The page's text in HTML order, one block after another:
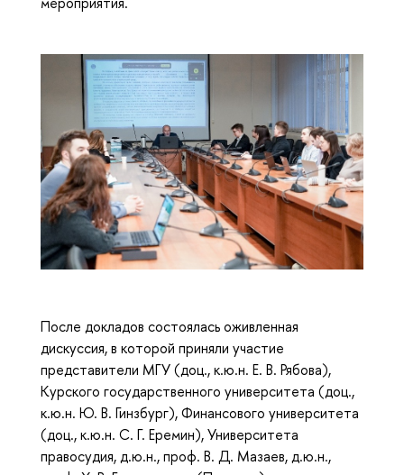
После докладов состоялась оживленная
дискуссия, в которой приняли участие
представители МГУ (доц., к.ю.н. Е. В. Рябова),
Курского государственного университета (доц.,
к.ю.н. Ю. В. Гинзбург), Финансового университета
(доц., к.ю.н. С. Г. Еремин), Университета
правосудия, д.ю.н., проф. В. Д. Мазаев, д.ю.н.,